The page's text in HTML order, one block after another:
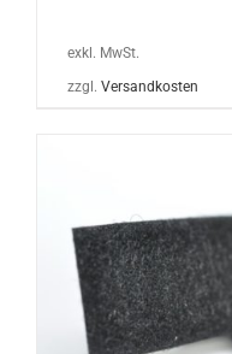
exkl. MwSt.
zzgl. Versandkosten